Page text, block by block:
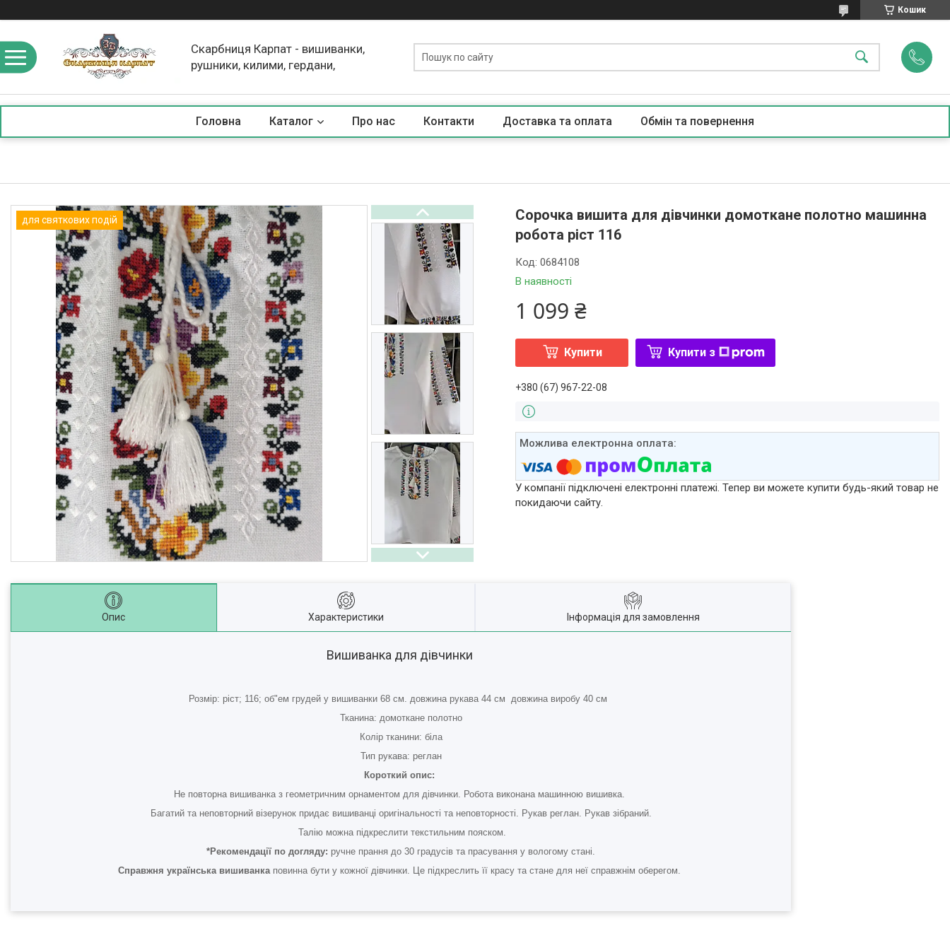
Кошик
Скарбниця Карпат - вишиванки,
рушники, килими, гердани,
Головна Каталог Про нас Контакти Доставка та оплата Обмін та повернення
для святкових подій
Сорочка вишита для дівчинки домоткане полотно машинна
робота ріст 116
В наявності
Код:0684108
1 099 ₴
Купити Купити з
+380 (67) 967-22-08
У компанії підключені електронні платежі. Тепер ви можете купити будь-який товар не
покидаючи сайту.
Опис Характеристики Інформація для замовлення
Вишиванка для дівчинки
Розмір: ріст; 116; об"ем грудей у вишиванки 68 см. довжина рукава 44 см довжина виробу 40 см
Тканина: домоткане полотно
Колір тканини: біла
Тип рукава: реглан
Короткий опис:
Не повторна вишиванка з геометричним орнаментом для дівчинки. Робота виконана машинною вишивка.
Багатий та неповторний візерунок придає вишиванці оригінальності та неповторності. Рукав реглан. Рукав зібраний.
Талію можна підкреслити текстильним пояском.
*Рекомендації по догляду: ручне прання до 30 градусів та прасування у вологому стані.
Справжня українська вишиванкаповинна бути у кожної дівчинки. Це підкреслить її красу та стане для неї справжнім оберегом.